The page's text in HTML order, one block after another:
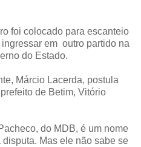
foi colocado para escanteio
em outro partido na
do Estado.
Márcio Lacerda, postula
de Betim, Vitório
do MDB, é um nome
Mas ele não sabe se